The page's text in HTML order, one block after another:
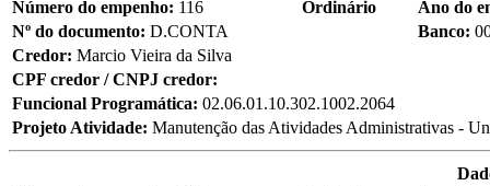
Número do empenho: 116 Ordinário
Ano do
Nº do documento: D.CONTA Banco:
Credor: Marcio Vieira da Silva
CPF credor / CNPJ credor:
Funcional Programática: 02.06.01.10.302.1002.2064
Projeto Atividade: Manutenção das Atividades Administrativas -